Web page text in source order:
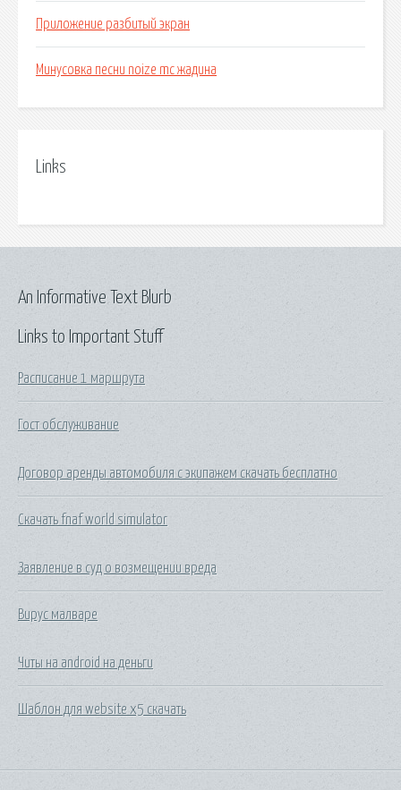
Приложение разбитый экран
Минусовка песни noize mc жадина
Links
Links to Important Stuff
Расписание 1 маршрута
Гост обслуживание
Договор аренды автомобиля с экипажем скачать бесплатно
Скачать fnaf world simulator
Заявление в суд о возмещении вреда
Вирус малваре
Читы на android на деньги
Шаблон для website x5 скачать
An Informative Text Blurb